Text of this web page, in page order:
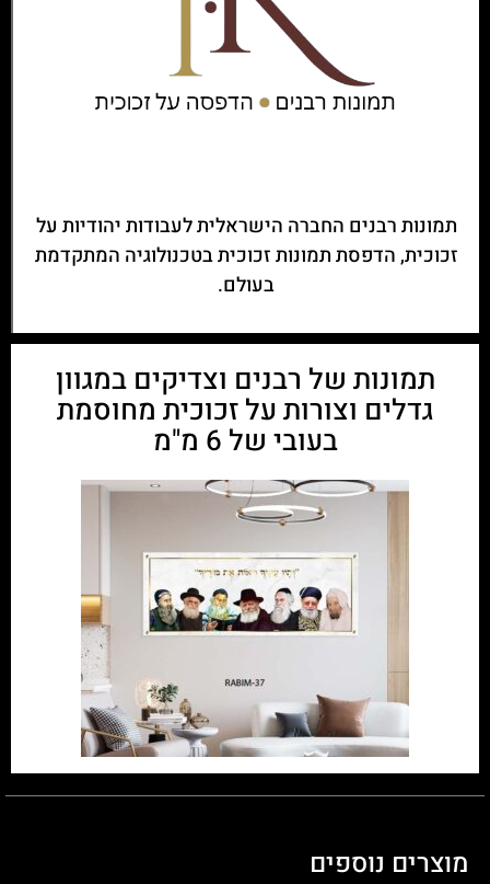
תמונות רבנים החברה הישראלית לעבודות יהודיות על
זכוכית, הדפסת תמונות זכוכית בטכנולוגיה המתקדמת
בעולם.
תמונות של רבנים וצדיקים במגוון
גדלים וצורות על זכוכית מחוסמת
בעובי של 6 מ"מ
מוצרים נוספים